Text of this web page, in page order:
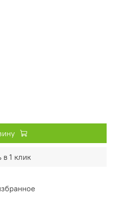
в 1 клик